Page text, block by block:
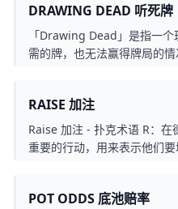
来决定是跟注、加注还是弃
给予玩家在后续局面中取得
DRAWING DEAD 听死牌
「Drawing Dead」是指一
需的牌，也无法赢得牌局的
损失。
RAISE 加注
Raise 加注 - 扑克术语 R：
重要的行动，用来表示他们
玩家必须决定是否跟注、弃
POT ODDS 底池赔率